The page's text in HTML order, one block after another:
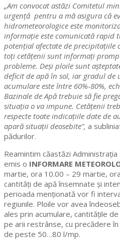
„Am convocat astăzi Comitetul
urgenţă pentru a mă asigura că
hidrometeorologice este
informație este comunicată
potențial afectate de precipitațiile
toți cetățenii sunt informați
probleme. Deși ploile sunt
deficit de apă în sol, iar gradul de
acumulare este între 60%-80%,
Bazinale de Apă trebuie să fie
situația o va impune. Cetățenii
respecte toate indicațiile date de
apară situații deosebite”, a
pădurilor.
Reamintim căastăzi
emis o INFORMARE
martie, ora 10.00 – 29 martie,
cantități de apă însemnate și
perioada menționată vor fi
regiunile. Ploile vor avea
ales prin acumulare, cantitățile
pe arii restrânse, cu precădere
de peste 50…80 l/mp.